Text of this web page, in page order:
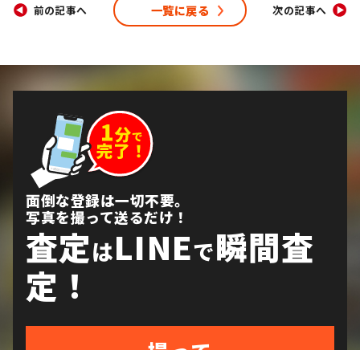
前の記事へ 一覧に戻る 次の記事へ
面倒な登録は一切不要。
写真を撮って送るだけ！
査定はLINEで瞬間査
定！